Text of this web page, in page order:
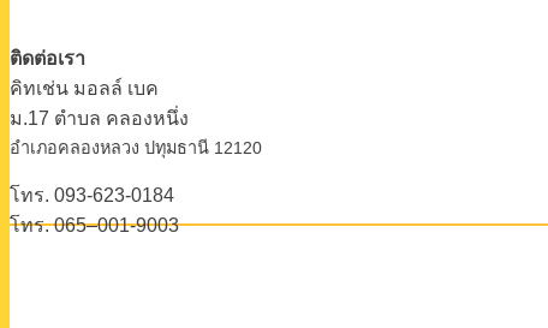
ติดต่อเรา
คิทเช่น มอลล์ เบค
ม.17 ตําบล คลองหนึ่ง
อําเภอคลองหลวง ปทุมธานี 12120
โทร. 093-623-0184
โทร. 065–001-9003